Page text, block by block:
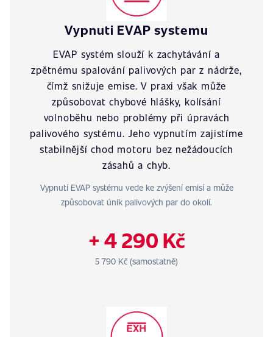
Vypnuti EVAP systemu
EVAP systém slouží k zachytávání a
zpětnému spalování palivových par z nádrže,
čímž snižuje emise. V praxi však může
způsobovat chybové hlášky, kolísání
volnoběhu nebo problémy při úpravách
palivového systému. Jeho vypnutím zajistíme
stabilnější chod motoru bez nežádoucích
zásahů a chyb.
Vypnutí EVAP systému vede ke zvýšení emisí a může
způsobovat únik palivových par do okolí.
+ 4 290 Kč
5 790 Kč (samostatně)